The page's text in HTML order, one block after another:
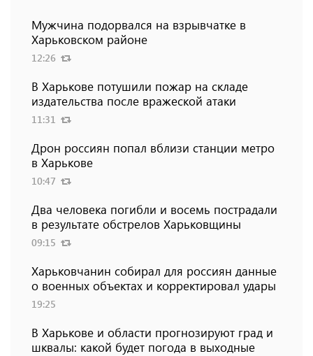
Мужчина подорвался на взрывчатке в
Харьковском районе
12:26
В Харькове потушили пожар на складе
издательства после вражеской атаки
11:31
Дрон россиян попал вблизи станции метро
в Харькове
10:47
Два человека погибли и восемь пострадали
в результате обстрелов Харьковщины
09:15
Харьковчанин собирал для россиян данные
о военных объектах и ​​корректировал удары
19:25
В Харькове и области прогнозируют град и
шквалы: какой будет погода в выходные